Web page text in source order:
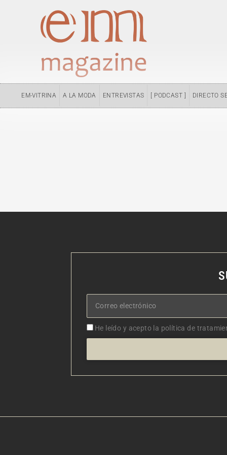
EM-VITRINA A LA MODA ENTREVISTAS [ PODCAST ] DIRECTO
Correo
electrónico
Aceptacion
He leído y acepto la política de